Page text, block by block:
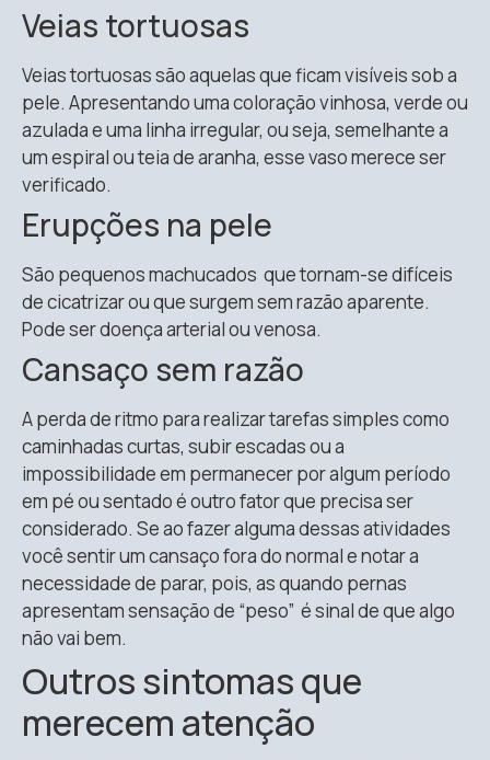
Veias tortuosas
Veias tortuosas são aquelas que ficam visíveis sob a
pele. Apresentando uma coloração vinhosa, verde ou
azulada e uma linha irregular, ou seja, semelhante a
um espiral ou teia de aranha, esse vaso merece ser
verificado.
Erupções na pele
São pequenos machucados que tornam-se difíceis
de cicatrizar ou que surgem sem razão aparente.
Pode ser doença arterial ou venosa.
Cansaço sem razão
A perda de ritmo para realizar tarefas simples como
caminhadas curtas, subir escadas ou a
impossibilidade em permanecer por algum período
em pé ou sentado é outro fator que precisa ser
considerado. Se ao fazer alguma dessas atividades
você sentir um cansaço fora do normal e notar a
necessidade de parar, pois, as quando pernas
apresentam sensação de “peso” é sinal de que algo
não vai bem.
Outros sintomas que
merecem atenção